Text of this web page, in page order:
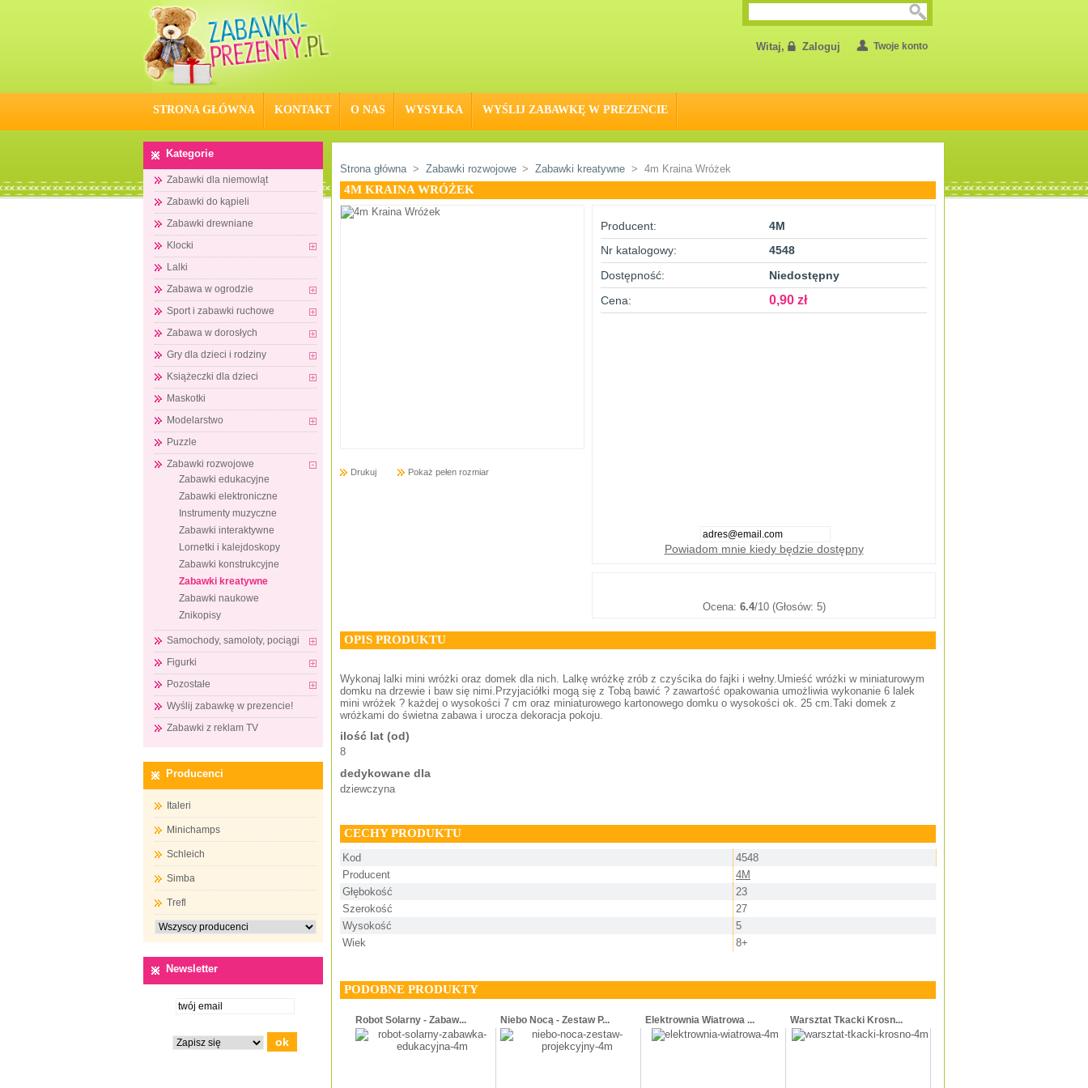
STRONA GŁÓWNA KONTAKT O NAS WYSYŁKA WYŚLIJ ZABAWKĘ W PREZENCIE
Twoje konto
Witaj, Zaloguj
Kategorie
Zabawki dla niemowląt
Zabawki do kąpieli
Zabawki drewniane
Klocki
Lalki
Zabawa w ogrodzie
Sport i zabawki ruchowe
Zabawa w dorosłych
Gry dla dzieci i rodziny
Książeczki dla dzieci
Maskotki
Modelarstwo
Puzzle
Zabawki rozwojowe
Zabawki edukacyjne
Zabawki elektroniczne
Instrumenty muzyczne
Zabawki interaktywne
Lornetki i kalejdoskopy
Zabawki konstrukcyjne
Zabawki kreatywne
Zabawki naukowe
Znikopisy
Samochody, samoloty, pociągi
Figurki
Pozostałe
Wyślij zabawkę w prezencie!
Zabawki z reklam TV
Producenci
Italeri
Minichamps
Schleich
Simba
Trefl
Newsletter
Strona główna > Zabawki rozwojowe > Zabawki kreatywne > 4m Kraina Wróżek
4M KRAINA WRÓŻEK
Drukuj Pokaż pełen rozmiar
Producent:
4M
Nr katalogowy:
4548
Dostępność:
Niedostępny
Cena:
0,90 zł
Powiadom mnie kiedy będzie dostępny
Ocena: 6.4/10 (Głosów: 5)
OPIS PRODUKTU
Wykonaj lalki mini wróżki oraz domek dla nich. Lalkę wróżkę zrób z czyścika do fajki i wełny.Umieść wróżki w miniaturowym
domku na drzewie i baw się nimi.Przyjaciółki mogą się z Tobą bawić ? zawartość opakowania umożliwia wykonanie 6 lalek
mini wróżek ? każdej o wysokości 7 cm oraz miniaturowego kartonowego domku o wysokości ok. 25 cm.Taki domek z
wróżkami do świetna zabawa i urocza dekoracja pokoju.
ilość lat (od)
8
dedykowane dla
dziewczyna
CECHY PRODUKTU
Kod
4548
Producent
4M
Głębokość
23
Szerokość
27
Wysokość
5
Wiek
8+
PODOBNE PRODUKTY
Robot Solarny - Zabaw... Niebo Nocą - Zestaw P... Elektrownia Wiatrowa ... Warsztat Tkacki Krosn...